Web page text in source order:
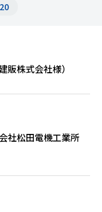
販株式会社様）
社松田電機工業所